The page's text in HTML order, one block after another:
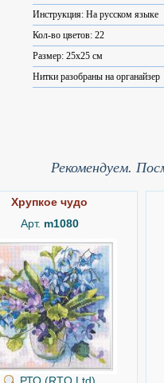
Инструкция: На русском языке
Кол-во цветов: 22
Размер: 25x25 см
Нитки разобраны на органайзер
Рекомендуем.
Хрупкое чудо
Арт. m1080